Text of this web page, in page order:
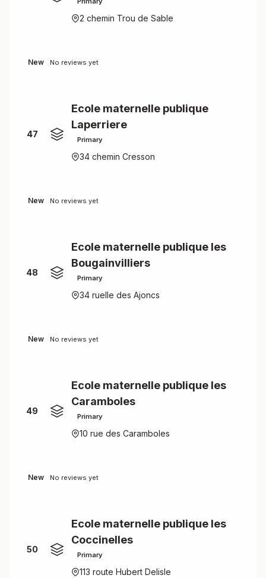
2 chemin Trou de Sable
New No reviews yet
47
Ecole maternelle publique
Laperriere
Primary
34 chemin Cresson
New No reviews yet
48
Ecole maternelle publique les
Bougainvilliers
Primary
34 ruelle des Ajoncs
New No reviews yet
49
Ecole maternelle publique les
Caramboles
Primary
10 rue des Caramboles
New No reviews yet
50
Ecole maternelle publique les
Coccinelles
Primary
113 route Hubert Delisle